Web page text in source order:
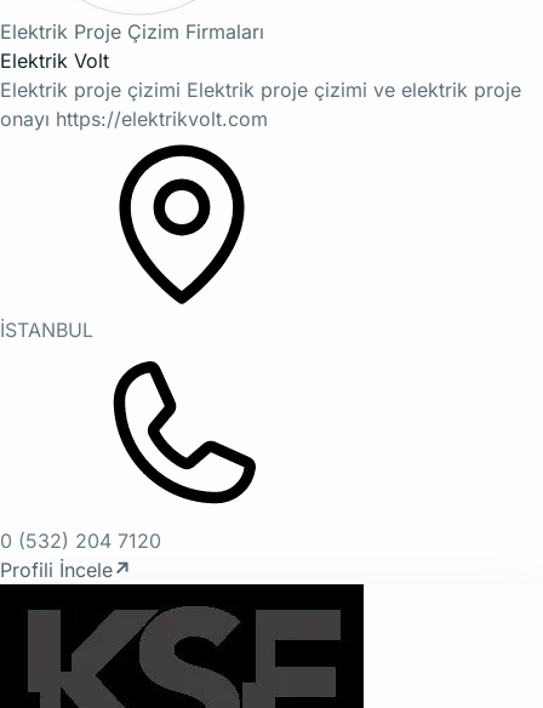
Elektrik Proje Çizim Firmaları
Elektrik Volt
Elektrik proje çizimi Elektrik proje çizimi ve elektrik proje
onayı https://elektrikvolt.com
İSTANBUL
0 (532) 204 7120
Profili İncele↗